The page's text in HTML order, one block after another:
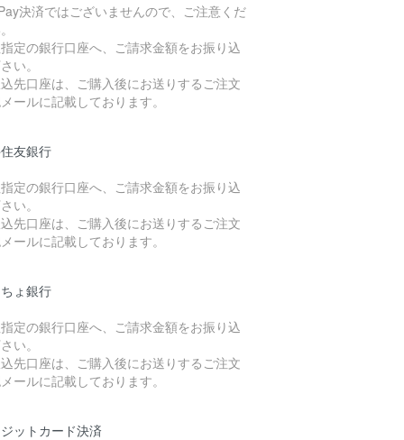
決済ではございませんので、ご注意くだ
定の銀行口座へ、ご請求金額をお振り込
い。
先口座は、ご購入後にお送りするご注文
ールに記載しております。
友銀行
定の銀行口座へ、ご請求金額をお振り込
い。
先口座は、ご購入後にお送りするご注文
ールに記載しております。
ょ銀行
定の銀行口座へ、ご請求金額をお振り込
い。
先口座は、ご購入後にお送りするご注文
ールに記載しております。
ットカード決済